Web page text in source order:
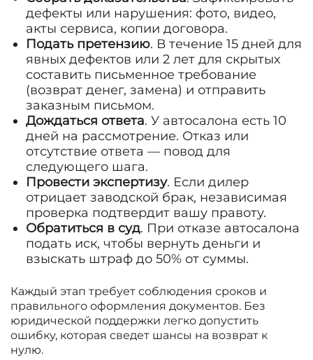
дефекты или нарушения: фото, видео,
акты сервиса, копии договора.
Подать претензию. В течение 15 дней для
явных дефектов или 2 лет для скрытых
составить письменное требование
(возврат денег, замена) и отправить
заказным письмом.
Дождаться ответа. У автосалона есть 10
дней на рассмотрение. Отказ или
отсутствие ответа — повод для
следующего шага.
Провести экспертизу. Если дилер
отрицает заводской брак, независимая
проверка подтвердит вашу правоту.
Обратиться в суд. При отказе автосалона
подать иск, чтобы вернуть деньги и
взыскать штраф до 50% от суммы.
Каждый этап требует соблюдения сроков и
правильного оформления документов. Без
юридической поддержки легко допустить
ошибку, которая сведет шансы на возврат к
нулю.